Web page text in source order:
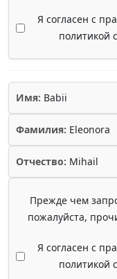
Я согласен с
политикой
Имя: Babii
Фамилия: Eleonora
Отчество: Mihail
Прежде чем
пожалуйста,
Я согласен с
политикой